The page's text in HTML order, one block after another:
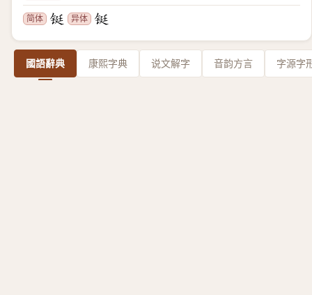
简体 异体
國語辭典 康熙字典 说文解字 音韵方言 字源字